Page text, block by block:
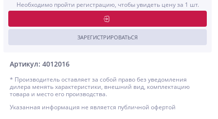
Артикул: 4012016
Необходимо пройти регистрацию, чтобы увидеть цену за 1 шт.
ЗАРЕГИСТРИРОВАТЬСЯ
* Производитель оставляет за собой право без уведомления
дилера менять характеристики, внешний вид, комплектацию
товара и место его производства.
Указанная информация не является публичной офертой